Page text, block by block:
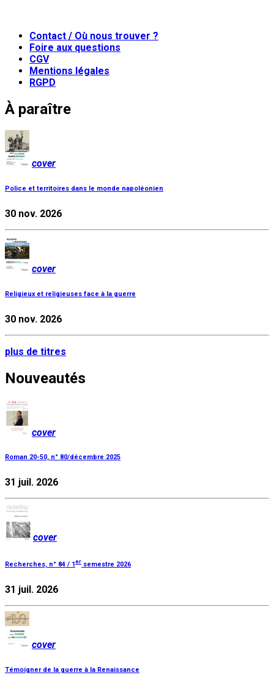
Contact / Où nous trouver ?
Foire aux questions
CGV
Mentions légales
RGPD
À paraître
cover
Police et territoires dans le monde napoléonien
30 nov. 2026
cover
Religieux et religieuses face à la guerre
30 nov. 2026
plus de titres
Nouveautés
cover
Roman 20-50, n° 80/décembre 2025
31 juil. 2026
cover
Recherches, n° 84 / 1er semestre 2026
31 juil. 2026
cover
Témoigner de la guerre à la Renaissance